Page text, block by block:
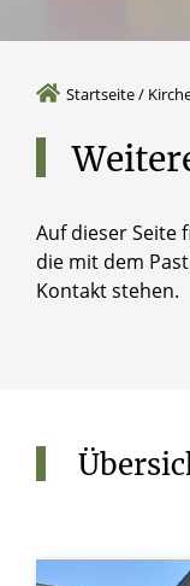
Startseite/
Auf dieser Seite
die mit dem
Kontakt stehen.